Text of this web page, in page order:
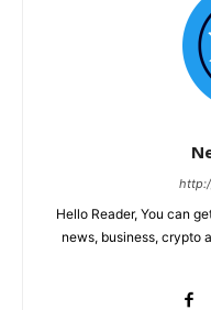
Hello Reader, You can
news, business, crypto